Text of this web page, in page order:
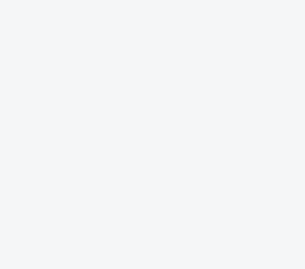
Le taux du livret épargne
2.40% brut jusqu’à la fin
Boursobank augmente le taux de
épargne réservé à ses clients
désormais est de 2.40% brut.